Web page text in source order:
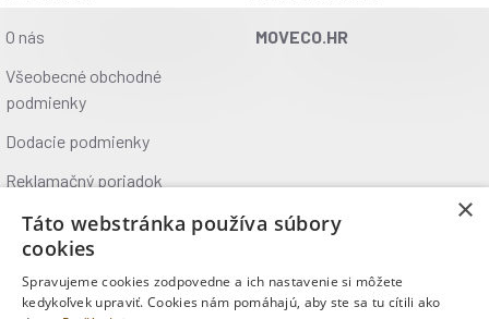
O nás
Všeobecné obchodné
podmienky
Dodacie podmienky
Reklamačný poriadok
Ochrana údajov
Kontakt
Kde nás nájdete
MOVECO.HR
×
Táto webstránka používa súbory
cookies
Spravujeme cookies zodpovedne a ich nastavenie si môžete
kedykoľvek upraviť. Cookies nám pomáhajú, aby ste sa tu cítili ako